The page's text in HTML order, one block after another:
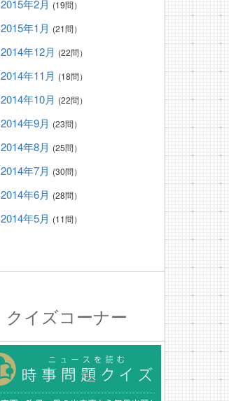
2015年2月 (19問）
2015年1月 (21問）
2014年12月 (22問）
2014年11月 (18問）
2014年10月 (22問）
2014年9月 (23問）
2014年8月 (25問）
2014年7月 (30問）
2014年6月 (28問）
2014年5月 (11問）
クイズコーナー